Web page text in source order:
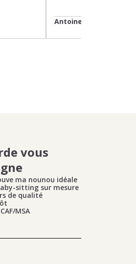
Antoine
vous
ma nounou idéale
sitting sur mesure
de qualité
MSA